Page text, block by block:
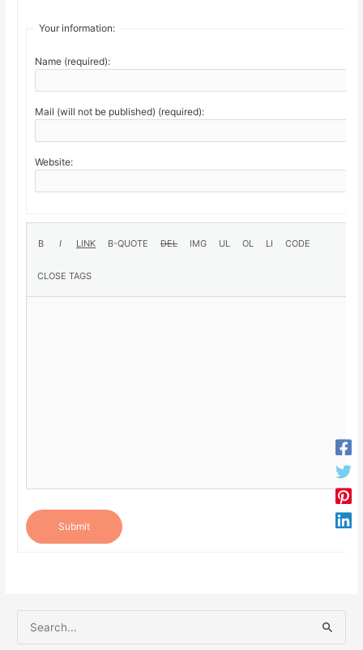
Your information:
Name (required):
Mail (will not be published) (required):
Website:
Submit
e